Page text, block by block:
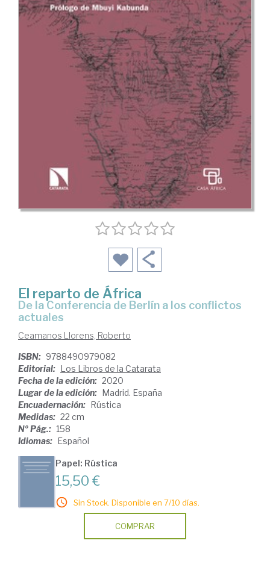
El reparto de África
de la Conferencia de Berlín a los conflictos
actuales
Ceamanos Llorens, Roberto
ISBN: 9788490979082
Editorial: Los Libros de la Catarata
Fecha de la edición: 2020
Lugar de la edición: Madrid. España
Encuadernación: Rústica
Medidas: 22 cm
Nº Pág.: 158
Idiomas: Español
Papel: Rústica
15,50 €
Sin Stock. Disponible en 7/10 días.
COMPRAR